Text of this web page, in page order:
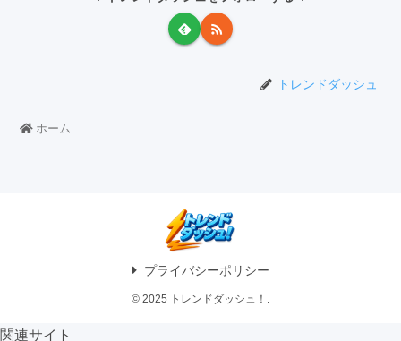
トレンドダッシュ
ホーム
プライバシーポリシー
© 2025 トレンドダッシュ！.
関連サイト